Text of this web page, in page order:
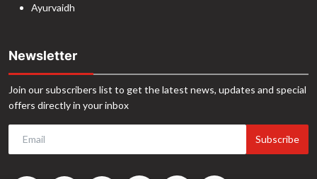
Ayurvaidh
Newsletter
Join our subscribers list to get the latest news, updates and special
offers directly in your inbox
Subscribe